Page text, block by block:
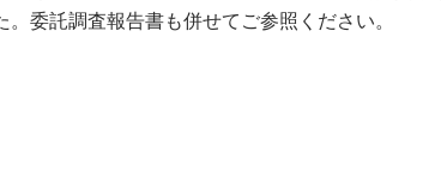
委託調査報告書も併せてご参照ください。